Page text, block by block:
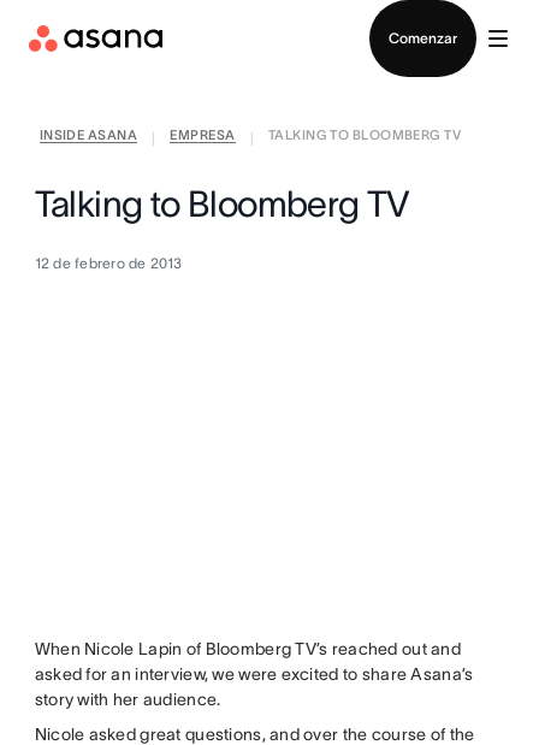
Comenzar
INSIDE ASANA EMPRESA TALKING TO BLOOMBERG TV
Talking to Bloomberg TV
12 de febrero de 2013
When Nicole Lapin of Bloomberg TV’s reached out and
asked for an interview, we were excited to share Asana’s
story with her audience.
Nicole asked great questions, and over the course of the